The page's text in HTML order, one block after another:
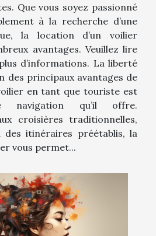
Que vous soyez passionné
à la recherche d’une
la location d’un voilier
avantages. Veuillez lire
d’informations. La liberté
des principaux avantages de
en tant que touriste est
qu’il offre.
croisières traditionnelles,
itinéraires préétablis, la
vous permet...